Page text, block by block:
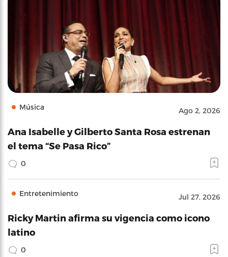
Música Ago 2, 2026
Ana Isabelle y Gilberto Santa Rosa estrenan
el tema “Se Pasa Rico”
0
Entretenimiento Jul 27, 2026
Ricky Martin afirma su vigencia como icono
latino
0